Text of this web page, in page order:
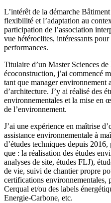
L’intérêt de la démarche
flexibilité et l’adaptation au
participation de l’association
vue hétéroclites, intéressants
performances.
Titulaire d’un Master Sciences
écoconstruction, j’ai commencé
tant que manager environnement
d’architecture. J’y ai réalisé des
environnementales et la mise en
de l’environnement.
J’ai une expérience en maîtrise
assistance environnementale à
d’études techniques depuis
que : la réalisation des études
analyses de site, études FLJ),
de vie, suivi de chantier propre
certifications
Cerqual et/ou des labels
Energie-Carbone, etc.